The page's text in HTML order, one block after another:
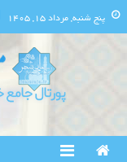
پنج شنبه, مرداد ۱۵, ۱۴۰۵